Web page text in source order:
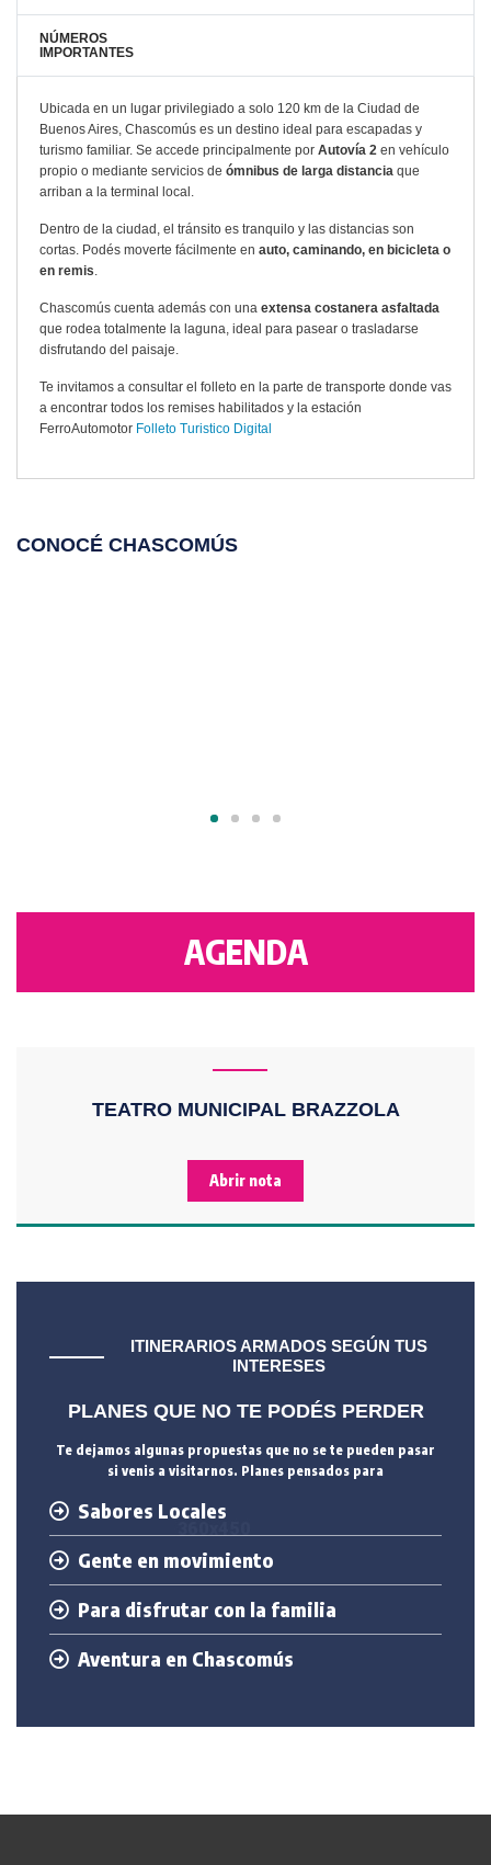
NÚMEROS
IMPORTANTES
Ubicada en un lugar privilegiado a solo 120 km de la Ciudad de
Buenos Aires, Chascomús es un destino ideal para escapadas y
turismo familiar. Se accede principalmente por Autovía 2 en vehículo
propio o mediante servicios de ómnibus de larga distancia que
arriban a la terminal local.
Dentro de la ciudad, el tránsito es tranquilo y las distancias son
cortas. Podés moverte fácilmente en auto, caminando, en bicicleta o
en remis
Chascomús cuenta además con una extensa costanera asfaltada
que rodea totalmente la laguna, ideal para pasear o trasladarse
disfrutando del paisaje.
Te invitamos a consultar el folleto en la parte de transporte donde vas
a encontrar todos los remises habilitados y la estación
FerroAutomotor Folleto Turistico Digital
CONOCÉ CHASCOMÚS
AGENDA
TEATRO MUNICIPAL BRAZZOLA
Abrir nota
ITINERARIOS ARMADOS SEGÚN TUS
INTERESES
PLANES QUE NO TE PODÉS PERDER
Te dejamos algunas propuestas que no se te pueden pasar
si venis a visitarnos. Planes pensados para
Sabores Locales
Gente en movimiento
Para disfrutar con la familia
Aventura en Chascomús